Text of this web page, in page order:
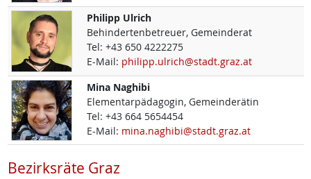
Philipp Ulrich
Behindertenbetreuer, Gemeinderat
Tel: +43 650 4222275
E-Mail: philipp.ulrich@stadt.graz.at
Mina Naghibi
Elementarpädagogin, Gemeinderätin
Tel: +43 664 5654454
E-Mail: mina.naghibi@stadt.graz.at
Bezirksräte Graz